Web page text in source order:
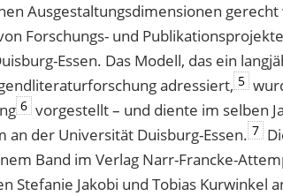
Ausgestaltungsdimensionen
Forschungs- und
Essen. Das Modell, das ein
adressiert, 5
6 vorgestellt – und diente im selben
an der Universität Duisburg-Essen. 7
Band im Verlag Narr-Francke-
Stefanie Jakobi und Tobias Kurwinkel